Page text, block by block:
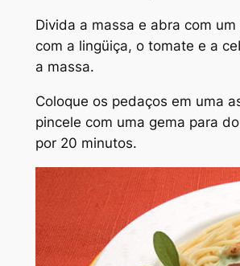
Divida a massa e abra com um
com a lingüiça, o tomate e a
a massa.
Coloque os pedaços em uma
pincele com uma gema para
por 20 minutos.